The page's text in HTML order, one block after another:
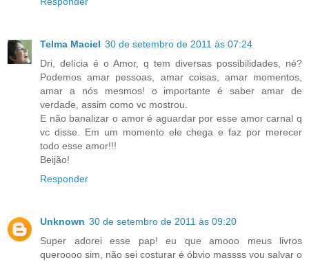
Telma Maciel 30 de setembro de 2011 às 07:24
Dri, delícia é o Amor, q tem diversas possibilidades, né?
Podemos amar pessoas, amar coisas, amar momentos,
amar a nós mesmos! o importante é saber amar de
verdade, assim como vc mostrou.
E não banalizar o amor é aguardar por esse amor carnal q
vc disse. Em um momento ele chega e faz por merecer
todo esse amor!!!
Beijão!
Responder
Unknown 30 de setembro de 2011 às 09:20
Super adorei esse pap! eu que amooo meus livros
queroooo sim, não sei costurar é óbvio massss vou salvar o